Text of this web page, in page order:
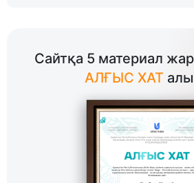
Сайтқа 5 материал
АЛҒЫС ХАТ